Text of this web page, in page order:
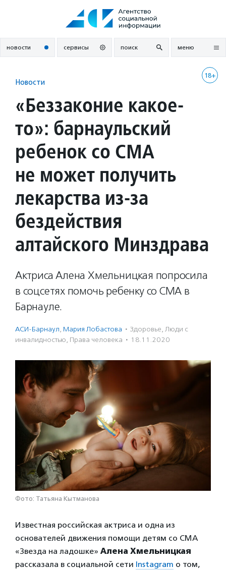
новости сервисы поиск меню
18+
Новости
«Беззаконие какое-
то»: барнаульский
ребенок со СМА
не может получить
лекарства из-за
бездействия
алтайского Минздрава
Актриса Алена Хмельницкая попросила
в соцсетях помочь ребенку со СМА в
Барнауле.
АСИ-Барнаул, Мария Лобастова · Здоровье, Люди с
инвалидностью, Права человека · 18.11.2020
Фото: Татьяна Кытманова
Известная российская актриса и одна из
основателей движения помощи детям со СМА
«Звезда на ладошке» Алена Хмельницкая
рассказала в социальной сети Instagram о том,